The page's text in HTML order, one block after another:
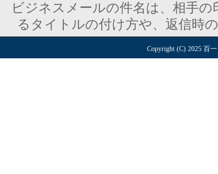
ビジネスメールの件名は、相手
るタイトルの付け方や、返信時
Copyright (C) 2025 百